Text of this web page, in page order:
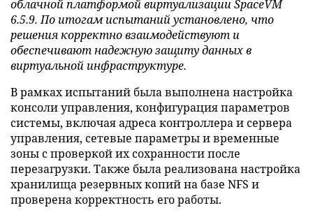
облачной платформой виртуализации SpaceVM
6.5.9. По итогам испытаний установлено, что
решения корректно взаимодействуют и
обеспечивают надежную защиту данных в
виртуальной инфраструктуре.
В рамках испытаний была выполнена настройка
консоли управления, конфигурация параметров
системы, включая адреса контроллера и сервера
управления, сетевые параметры и временные
зоны с проверкой их сохранности после
перезагрузки. Также была реализована настройка
хранилища резервных копий на базе NFS и
проверена корректность его работы.